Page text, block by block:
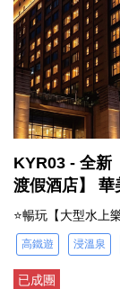
KYR03 - 全新
渡假酒店】 華
⭐暢玩【大型水上
高鐵遊 浸溫泉
已成團